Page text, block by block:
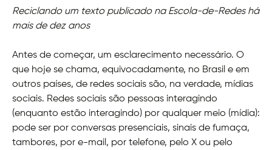
Reciclando um texto publicado na Escola-de-Redes há
mais de dez anos
Antes de começar, um esclarecimento necessário. O
que hoje se chama, equivocadamente, no Brasil e em
outros países, de redes sociais são, na verdade, mídias
sociais. Redes sociais são pessoas interagindo
(enquanto estão interagindo) por qualquer meio (mídia):
pode ser por conversas presenciais, sinais de fumaça,
tambores, por e-mail, por telefone, pelo X ou pelo